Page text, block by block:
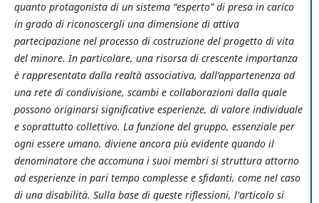
quanto protagonista di un sistema “esperto” di presa in carico
in grado di riconoscergli una dimensione di attiva
partecipazione nel processo di costruzione del progetto di vita
del minore. In particolare, una risorsa di crescente importanza
è rappresentata dalla realtà associativa, dall’appartenenza ad
una rete di condivisione, scambi e collaborazioni dalla quale
possono originarsi significative esperienze, di valore individuale
e soprattutto collettivo. La funzione del gruppo, essenziale per
ogni essere umano, diviene ancora più evidente quando il
denominatore che accomuna i suoi membri si struttura attorno
ad esperienze in pari tempo complesse e sfidanti, come nel caso
di una disabilità. Sulla base di queste riflessioni, l'articolo si